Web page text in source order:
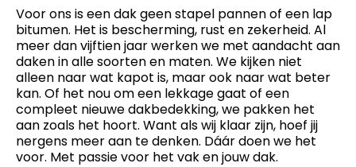
Voor ons is een dak geen stapel pannen of een lap
bitumen. Het is bescherming, rust en zekerheid. Al
meer dan vijftien jaar werken we met aandacht aan
daken in alle soorten en maten. We kijken niet
alleen naar wat kapot is, maar ook naar wat beter
kan. Of het nou om een lekkage gaat of een
compleet nieuwe dakbedekking, we pakken het
aan zoals het hoort. Want als wij klaar zijn, hoef jij
nergens meer aan te denken. Dáár doen we het
voor. Met passie voor het vak en jouw dak.